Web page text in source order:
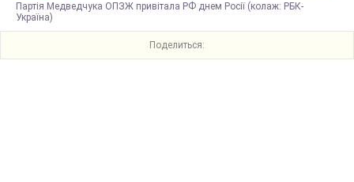
Партія Медведчука ОПЗЖ привітала РФ днем Росії (колаж: РБК-
Україна)
Поделиться: